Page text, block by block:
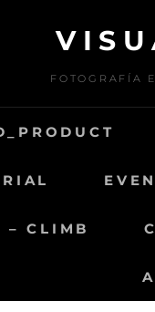
FOTOGRAFÍA
– CLIMB